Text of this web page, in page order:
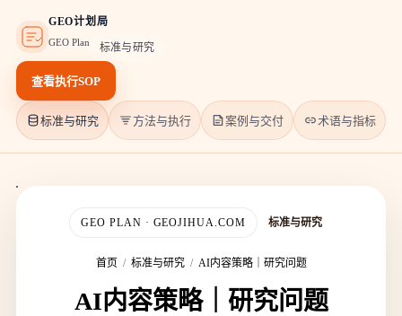
GEO计划局
GEO Plan 标准与研究
标准与研究 方法与执行 案例与交付 术语与指标
查看执行SOP
GEO PLAN · GEOJIHUA.COM 标准与研究
首页 / 标准与研究 / AI内容策略｜研究问题
AI内容策略｜研究问题